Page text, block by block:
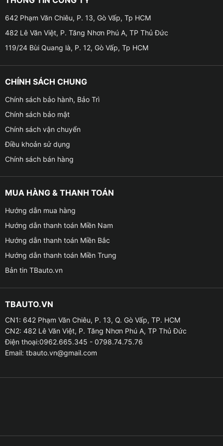
sẽ rơi vào tình trạng:
✦ Không đầy đủ, lắp đặt không được chắc chắn, nứt,
gãy , không đúng theo thiết kế của nhà sản xuất.
khoang theo quy định .
✦ Trước khi đăng kiểm, chủ xe có thể tự tháo lắp tại
nhà nếu muốn lắp thêm combo giá nóc xe VinFast VF3
+ 2 thanh ngang. Cấu trúc của ô tô không bị ảnh
hưởng bởi sửa đổi này và sự an toàn của phương tiện
di chuyển sẽ không bị ảnh hưởng.
Giá lắp Combo giá nóc + 2 thanh ngang cho
cho xe Vinfast VF3
642 Phạm Văn Chiêu, P. 13, Gò Vấp, Tp HCM
482 Lê Văn Việt, P. Tăng Nhơn Phú A, TP Thủ Đức
119/24 Bùi Quang là, P. 12, Gò Vấp, Tp HCM
CHÍNH SÁCH CHUNG
Chính sách bảo hành, Bảo Trì
Chính sách bảo mật
Chính sách vận chuyển
Điều khoản sử dụng
Chính sách bán hàng
MUA HÀNG & THANH TOÁN
Hướng dẫn mua hàng
Hướng dẫn thanh toán Miền Nam
Hướng dẫn thanh toán Miền Bắc
Hướng dẫn thanh toán Miền Trung
Bản tin TBauto.vn
TBAUTO.VN
CN1: 642 Phạm Văn Chiêu, P. 13, Q. Gò Vấp, TP. HCM
CN2: 482 Lê Văn Việt, P. Tăng Nhơn Phú A, TP Thủ Đức
Điện thoại:0962.665.345 - 0798.74.75.76
Email: tbauto.vn@gmail.com